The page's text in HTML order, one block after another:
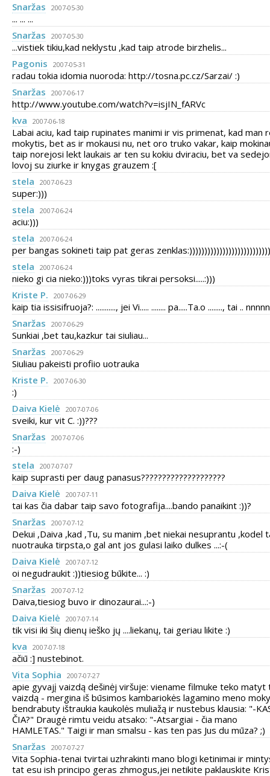
Snaržas
2007-05-30
... ... ...
Snaržas
2007-05-30
...vistiek tikiu,kad neklystu ,kad taip atrode birzhelis...
Pagonis
2007-05-31
radau tokia idomia nuoroda: http://tosna.pc.cz/Sarzai/ :)
Snaržas
2007-06-17
http://www.youtube.com/watch?v=isjIN_fARVc
kva
2007-06-18
Labai aciu, kad taip rupinates manimi ir vis primenat, kad man
mokytis, bet as ir mokausi nu, net oro truko vakar, kaip
taip norejosi lekt laukais ar ten su kokiu dviraciu, bet va
lovoj su ziurke ir knygas grauzem :[
stela
2007-06-23
super:)))
stela
2007-06-24
aciu:)))
stela
2007-06-24
per bangas sokineti taip pat geras
stela
2007-06-24
nieko gi cia nieko:)))toks vyras tikrai persoksi.....:)))
Kriste P.
2007-06-29
kaip tia issisifruoja?: ..........., jei Vi..... ........ pa.....Ta.o ........, tai ..
Snaržas
2007-06-29
Sunkiai ,bet tau,kazkur tai siuliau...
Snaržas
2007-06-29
Siuliau pakeisti profiio uotrauka
Kriste P.
2007-06-30
:)
Daiva Kielė
2007-07-06
sveiki, kur vit C. :))???
Snaržas
2007-07-06
:-)
stela
2007-07-07
kaip suprasti per daug panasus????????????????????
Daiva Kielė
2007-07-11
tai kas čia dabar taip savo fotografija....bando panaikint :))?
Snaržas
2007-07-12
Dekui ,Daiva ,kad ,Tu, su manim ,bet niekai nesuprantu ,kodel
nuotrauka tirpsta,o gal ant jos gulasi laiko dulkes ...:-(
Daiva Kielė
2007-07-12
oi negudraukit :))tiesiog būkite... :)
Snaržas
2007-07-12
Daiva,tiesiog buvo ir dinozaurai...:-)
Daiva Kielė
2007-07-14
tik visi iki šių dienų ieško jų ....liekanų, tai geriau likite :)
kva
2007-07-18
ačiū :] nustebinot.
Vita Sophia
2007-07-27
apie gyvajį vaizdą dešinėj viršuje: viename filmuke teko matyt
vaizdą - mergina iš būsimos kambariokės lagamino meno
bendrabuty ištraukia kaukolės muliažą ir nustebus klausia: "-
ČIA?" Draugė rimtu veidu atsako: "-Atsargiai - čia mano
HAMLETAS." Taigi ir man smalsu - kas ten pas Jus du mūza? ;)
Snaržas
2007-07-27
Vita Sophia-tenai tvirtai uzhrakinti mano blogi ketinimai ir
tat esu ish principo geras zhmogus,jei netikite paklauskite